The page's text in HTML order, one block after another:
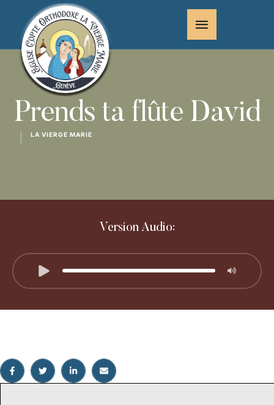
Prends ta flûte David
LA VIERGE MARIE
Version Audio: